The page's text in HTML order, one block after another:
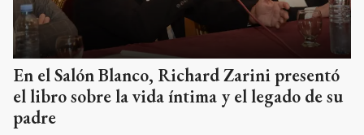
En el Salón Blanco, Richard Zarini presentó
el libro sobre la vida íntima y el legado de su
padre